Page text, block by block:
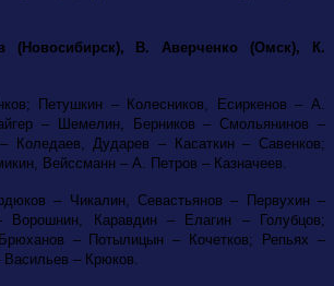
(Новосибирск), В. Аверченко (Омск), К.
Петушкин – Колесников, Есиркенов – А.
– Шемелин, Берников – Смольянинов –
Дударев – Касаткин – Савенков;
Вейссманн – А. Петров – Казначеев.
– Чикалин, Севастьянов – Первухин –
Ворошнин, Каравдин – Елагин – Голубцов;
– Потылицын – Кочетков; Репьях –
– Крюков.